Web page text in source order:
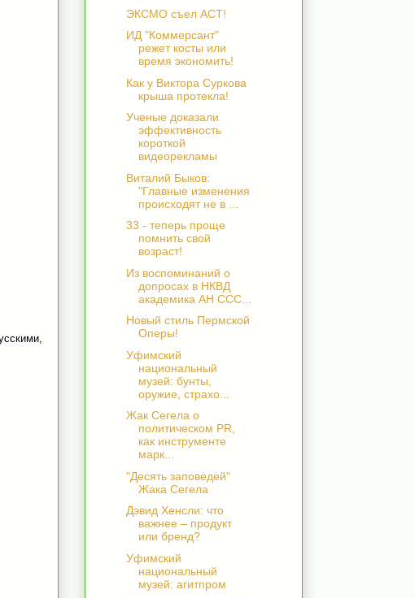
ЭКСМО съел АСТ!
ИД "Коммерсант"
режет косты или
время экономить!
Как у Виктора Суркова
крыша протекла!
Ученые доказали
эффективность
короткой
видеорекламы
Виталий Быков:
"Главные изменения
происходят не в ...
33 - теперь проще
помнить свой
возраст!
Из воспоминаний о
допросах в НКВД
академика АН ССС...
Новый стиль Пермской
Оперы!
Уфимский
национальный
музей: бунты,
оружие, страхо...
Жак Сегела о
политическом PR,
как инструменте
марк...
"Десять заповедей"
Жака Сегела
Дэвид Хенсли: что
важнее – продукт
или бренд?
Уфимский
национальный
музей: агитпром